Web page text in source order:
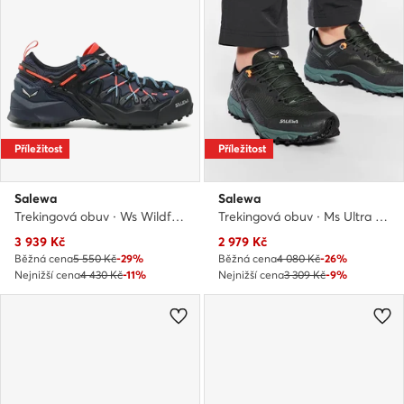
Příležitost
Salewa
Trekingová obuv · Ws Wildfire Edge Gtx GORE-TEX 61376-3965 · Tmavomodrá
Aktuální cena
3 939 Kč
Běžná cena5 550 Kč-29%
Nejnižší cena4 430 Kč-11%
Příležitost
Salewa
Trekingová obuv · Ms Ultra Train 3 61388 · Zelená
Aktuální cena
2 979 Kč
Běžná cena4 080 Kč-26%
Nejnižší cena3 309 Kč-9%